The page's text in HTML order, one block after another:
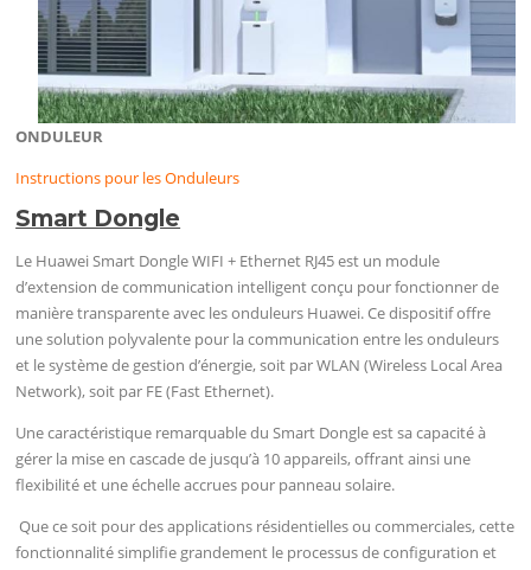
ONDULEUR
Instructions pour les Onduleurs
Smart Dongle
Le Huawei Smart Dongle WIFI + Ethernet RJ45 est un module
d’extension de communication intelligent conçu pour fonctionner de
manière transparente avec les onduleurs Huawei. Ce dispositif offre
une solution polyvalente pour la communication entre les onduleurs
et le système de gestion d’énergie, soit par WLAN (Wireless Local Area
Network), soit par FE (Fast Ethernet).
Une caractéristique remarquable du Smart Dongle est sa capacité à
gérer la mise en cascade de jusqu’à 10 appareils, offrant ainsi une
flexibilité et une échelle accrues pour panneau solaire.
Que ce soit pour des applications résidentielles ou commerciales, cette
fonctionnalité simplifie grandement le processus de configuration et